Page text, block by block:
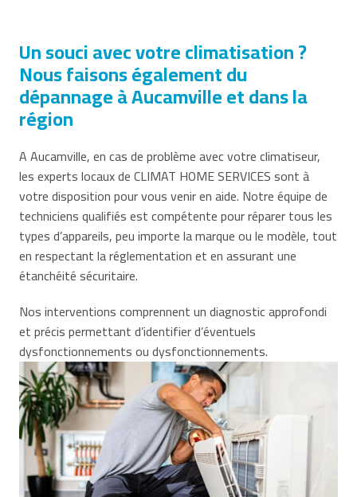
Un souci avec votre climatisation ?
Nous faisons également du
dépannage à Aucamville et dans la
région
A Aucamville, en cas de problème avec votre climatiseur,
les experts locaux de CLIMAT HOME SERVICES sont à
votre disposition pour vous venir en aide. Notre équipe de
techniciens qualifiés est compétente pour réparer tous les
types d’appareils, peu importe la marque ou le modèle, tout
en respectant la réglementation et en assurant une
étanchéité sécuritaire.
Nos interventions comprennent un diagnostic approfondi
et précis permettant d’identifier d’éventuels
dysfonctionnements ou dysfonctionnements.